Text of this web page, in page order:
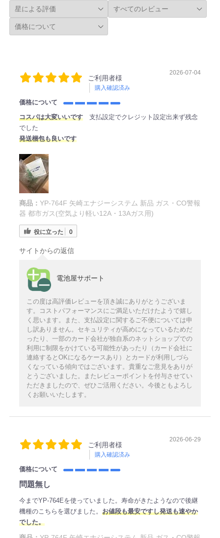
ご利用者様
購入確認済み
2026-07-04
価格について
コスパは大変いいです支払設定でクレジット設定出来ず残念
でした
発送梱包も良いです
商品： YP-764F 矢崎エナジーシステム 新品 ガス・CO警報
器 都市ガス(空気より軽い12A・13Aガス用)
役に立った 0
サイトからの返信
電池屋サポート
この度は高評価レビューを頂き誠にありがとうございま
す。コストパフォーマンスにご満足いただけたようで嬉し
く思います。また、支払設定に関するご不便については申
し訳ありません。セキュリティが高めになっているためだ
ったり、一部のカード会社が独自系のネットショップでの
利用に制限をかけている可能性があったり（カード会社に
連絡するとOKになるケースあり）とカードが利用しづら
くなっている傾向ではございます。貴重なご意見をありが
とうございました。またレビューポイントを付与させてい
ただきましたので、ぜひご活用ください。今後ともよろし
くお願いいたします。
ご利用者様
購入確認済み
2026-06-29
価格について
問題無し
今までYP-764Eを使っていました。寿命がきたようなので後継
機種のこちらを選びました。 お値段も最安ですし発送も速やか
でした。